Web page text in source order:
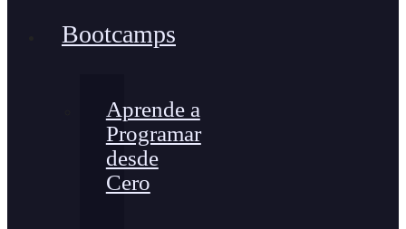
Bootcamps
Aprende a
Programar
desde
Cero